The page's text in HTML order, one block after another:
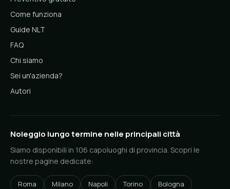
Come funziona
Guide NLT
FAQ
Chi siamo
Sei un'azienda?
Autori
Noleggio lungo termine nelle principali città
Siamo disponibili in 106 capoluoghi di provincia. Scopri le
nostre pagine dedicate:
Roma Milano Napoli Torino
Bologna